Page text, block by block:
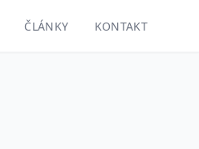
ČLÁNKY KONTAKT